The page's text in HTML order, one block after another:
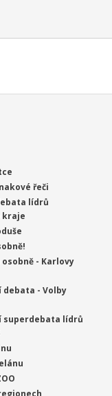
řeči
lídrů
kraje
- Karlovy
debata - Volby
superdebata lídrů